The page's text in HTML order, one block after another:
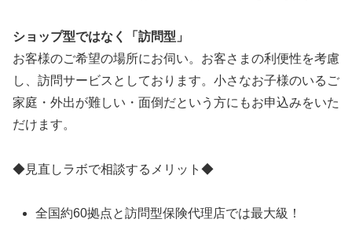
ショップ型ではなく「訪問型」
お客様のご希望の場所にお伺い。お客さまの利便性を考慮
し、訪問サービスとしております。小さなお子様のいるご
家庭・外出が難しい・面倒だという方にもお申込みをいた
だけます。
◆見直しラボで相談するメリット◆
全国約60拠点と訪問型保険代理店では最大級！